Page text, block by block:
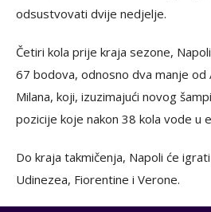
odsustvovati dvije nedjelje.
Četiri kola prije kraja sezone,
67 bodova, odnosno dva manje od
Milana, koji, izuzimajući novog
pozicije koje nakon 38 kola vode u
Do kraja takmičenja, Napoli će
Udinezea, Fiorentine i Verone.